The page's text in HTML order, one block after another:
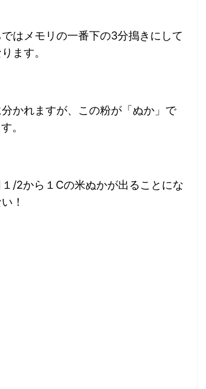
はメモリの一番下の3分搗きにして
ます。
かれますが、この粉が「ぬか」で
。
/2から１Cの米ぬかが出ることにな
！